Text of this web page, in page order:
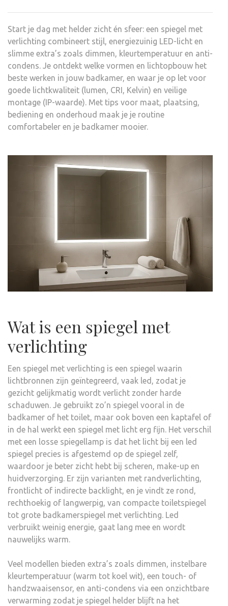
Start je dag met helder zicht én sfeer: een spiegel met
verlichting combineert stijl, energiezuinig LED-licht en
slimme extra’s zoals dimmen, kleurtemperatuur en anti-
condens. Je ontdekt welke vormen en lichtopbouw het
beste werken in jouw badkamer, en waar je op let voor
goede lichtkwaliteit (lumen, CRI, Kelvin) en veilige
montage (IP-waarde). Met tips voor maat, plaatsing,
bediening en onderhoud maak je je routine
comfortabeler en je badkamer mooier.
Wat is een spiegel met
verlichting
Een spiegel met verlichting is een spiegel waarin
lichtbronnen zijn geïntegreerd, vaak led, zodat je
gezicht gelijkmatig wordt verlicht zonder harde
schaduwen. Je gebruikt zo’n spiegel vooral in de
badkamer of het toilet, maar ook boven een kaptafel of
in de hal werkt een spiegel met licht erg fijn. Het verschil
met een losse spiegellamp is dat het licht bij een led
spiegel precies is afgestemd op de spiegel zelf,
waardoor je beter zicht hebt bij scheren, make-up en
huidverzorging. Er zijn varianten met randverlichting,
frontlicht of indirecte backlight, en je vindt ze rond,
rechthoekig of langwerpig, van compacte toiletspiegel
tot grote badkamerspiegel met verlichting. Led
verbruikt weinig energie, gaat lang mee en wordt
nauwelijks warm.
Veel modellen bieden extra’s zoals dimmen, instelbare
kleurtemperatuur (warm tot koel wit), een touch- of
handzwaaisensor, en anti-condens via een onzichtbare
verwarming zodat je spiegel helder blijft na het